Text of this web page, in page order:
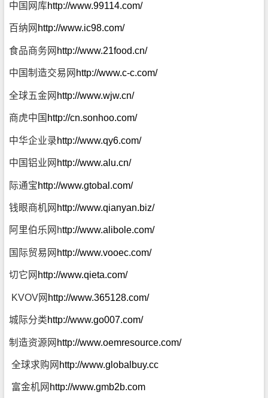
中国网库http://www.99114.com/
百纳网 http://www.ic98.com/
食品商务网 http://www.21food.cn/
中国制造交易网 http://www.c-c.com/
全球五金网 http://www.wjw.cn/
商虎中国 http://cn.sonhoo.com/
中华企业录http://www.qy6.com/
中国铝业网 http://www.alu.cn/
际通宝http://www.gtobal.com/
钱眼商机网 http://www.qianyan.biz/
阿里伯乐网 http://www.alibole.com/
国际贸易网 http://www.vooec.com/
切它网 http://www.qieta.com/
KVOV网 http://www.365128.com/
城际分类http://www.go007.com/
制造资源网 http://www.oemresource.com/
全球求购网 http://www.globalbuy.cc
富金机网 http://www.gmb2b.com